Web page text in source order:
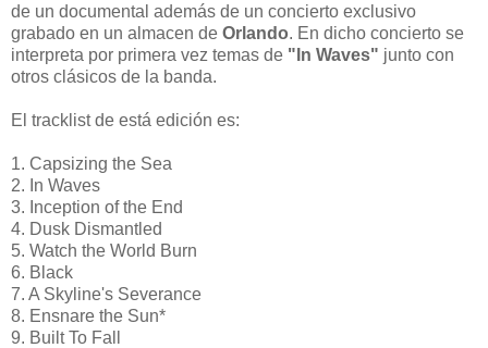
de un documental además de un concierto exclusivo
grabado en un almacen de Orlando. En dicho concierto se
interpreta por primera vez temas de "In Waves" junto con
otros clásicos de la banda.
El tracklist de está edición es:
1. Capsizing the Sea
2. In Waves
3. Inception of the End
4. Dusk Dismantled
5. Watch the World Burn
6. Black
7. A Skyline's Severance
8. Ensnare the Sun*
9. Built To Fall